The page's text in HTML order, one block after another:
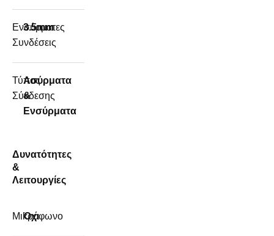
Ενσύρματες
Συνδέσεις
3.5mm
Τύπος
Σύνδεσης
Ασύρματα
&
Ενσύρματα
Δυνατότητες
&
Λειτουργίες
Μικρόφωνο
Όχι